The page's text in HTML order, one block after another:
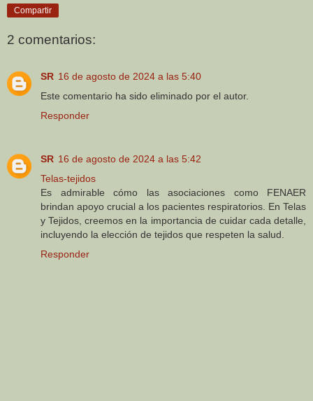
Compartir
2 comentarios:
SR 16 de agosto de 2024 a las 5:40
Este comentario ha sido eliminado por el autor.
Responder
SR 16 de agosto de 2024 a las 5:42
Telas-tejidos
Es admirable cómo las asociaciones como FENAER
brindan apoyo crucial a los pacientes respiratorios. En Telas
y Tejidos, creemos en la importancia de cuidar cada detalle,
incluyendo la elección de tejidos que respeten la salud.
Responder